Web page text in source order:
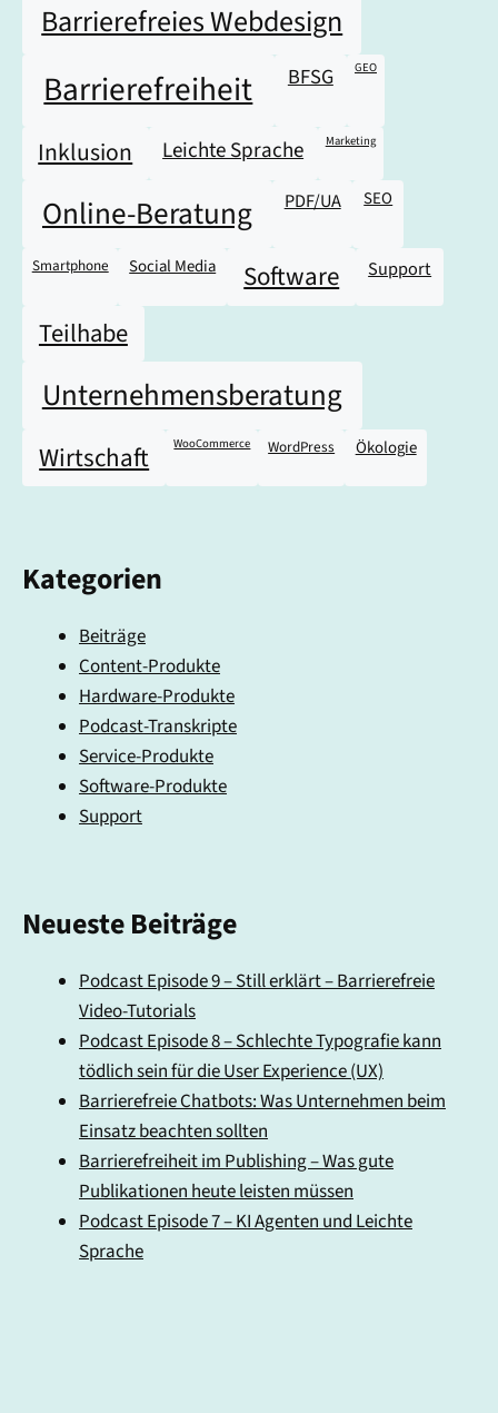
Barrierefreies Webdesign
Barrierefreiheit BFSG GEO
Inklusion Leichte Sprache Marketing
Online-Beratung PDF/UA SEO
Smartphone Social Media Software Support
Teilhabe
Unternehmensberatung
Wirtschaft WooCommerce WordPress Ökologie
Kategorien
Beiträge
Content-Produkte
Hardware-Produkte
Podcast-Transkripte
Service-Produkte
Software-Produkte
Support
Neueste Beiträge
Podcast Episode 9 – Still erklärt – Barrierefreie
Video-Tutorials
Podcast Episode 8 – Schlechte Typografie kann
tödlich sein für die User Experience (UX)
Barrierefreie Chatbots: Was Unternehmen beim
Einsatz beachten sollten
Barrierefreiheit im Publishing – Was gute
Publikationen heute leisten müssen
Podcast Episode 7 – KI Agenten und Leichte
Sprache